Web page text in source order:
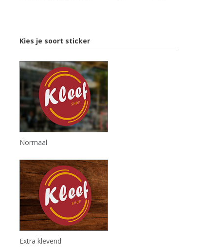
Kies je soort sticker
Normaal
Extra klevend